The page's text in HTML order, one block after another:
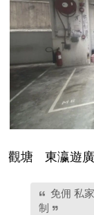
觀塘 東瀛遊
免佣 私
制